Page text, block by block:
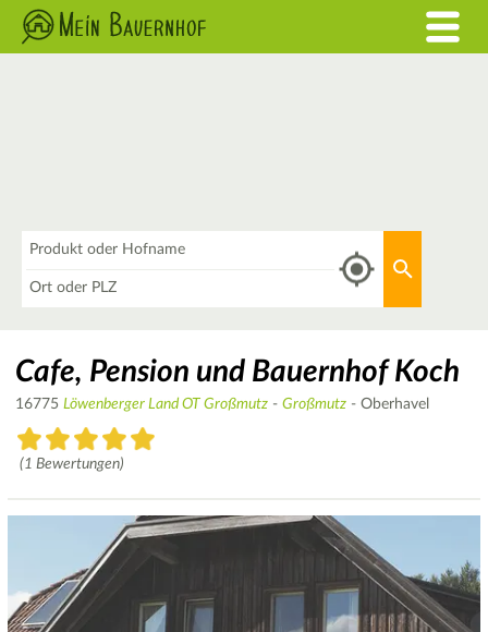
Cafe, Pension und Bauernhof Koch
16775 Löwenberger Land OT Großmutz - Großmutz - Oberhavel
(1 Bewertungen)